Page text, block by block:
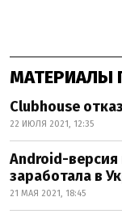
МАТЕРИАЛЫ
Clubhouse
22 ИЮЛЯ 2021, 12:35
Android-
заработала в
21 МАЯ 2021, 18:45